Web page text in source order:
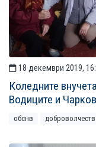
18 декември 2019,
Коледните
Водиците и
обснв